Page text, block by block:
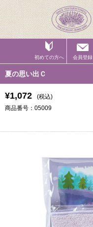
初めての方へ 会員登録
夏の思い出Ｃ
¥1,072
(税込)
商品番号：05009